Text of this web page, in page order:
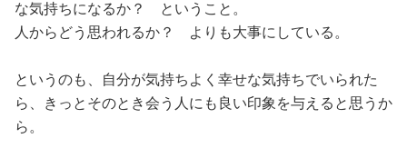
な気持ちになるか？ ということ。
人からどう思われるか？ よりも大事にしている。
というのも、自分が気持ちよく幸せな気持ちでいられた
ら、きっとそのとき会う人にも良い印象を与えると思うか
ら。